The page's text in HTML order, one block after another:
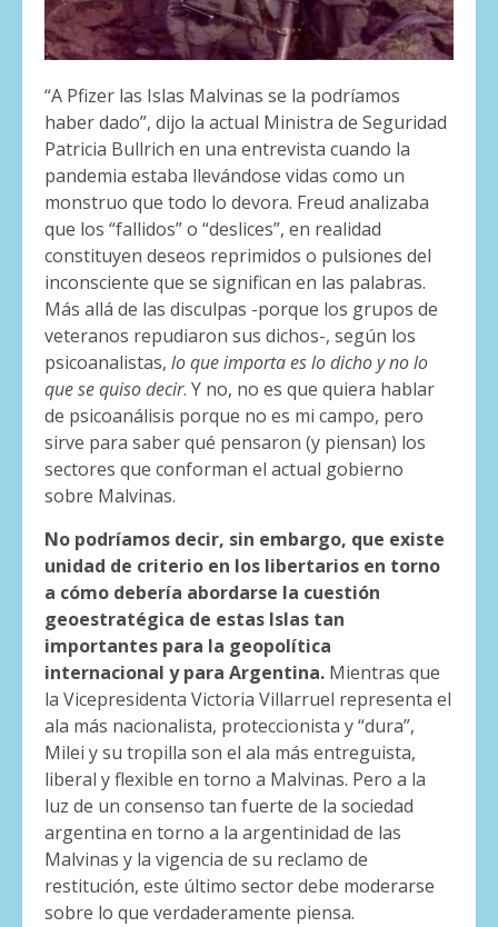
“A Pfizer las Islas Malvinas se la podríamos
haber dado”, dijo la actual Ministra de Seguridad
Patricia Bullrich en una entrevista cuando la
pandemia estaba llevándose vidas como un
monstruo que todo lo devora. Freud analizaba
que los “fallidos” o “deslices”, en realidad
constituyen deseos reprimidos o pulsiones del
inconsciente que se significan en las palabras.
Más allá de las disculpas -porque los grupos de
veteranos repudiaron sus dichos-, según los
psicoanalistas, lo que importa es lo dicho y no lo
que se quiso decir. Y no, no es que quiera hablar
de psicoanálisis porque no es mi campo, pero
sirve para saber qué pensaron (y piensan) los
sectores que conforman el actual gobierno
sobre Malvinas.
No podríamos decir, sin embargo, que existe
unidad de criterio en los libertarios en torno
a cómo debería abordarse la cuestión
geoestratégica de estas Islas tan
importantes para la geopolítica
internacional y para Argentina. Mientras que
la Vicepresidenta Victoria Villarruel representa el
ala más nacionalista, proteccionista y “dura”,
Milei y su tropilla son el ala más entreguista,
liberal y flexible en torno a Malvinas. Pero a la
luz de un consenso tan fuerte de la sociedad
argentina en torno a la argentinidad de las
Malvinas y la vigencia de su reclamo de
restitución, este último sector debe moderarse
sobre lo que verdaderamente piensa.